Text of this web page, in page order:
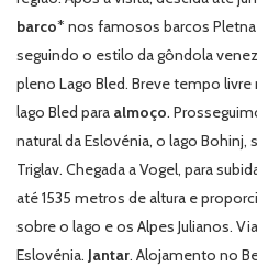
barco* nos famosos barcos
seguindo o estilo da gôndola
pleno Lago Bled. Breve tempo livre
lago Bled para almoço.
natural da Eslovénia, o lago Bohinj,
Triglav. Chegada a Vogel, para
até 1535 metros de altura e
sobre o lago e os Alpes Julianos.
Eslovénia. Jantar. Alojamento no